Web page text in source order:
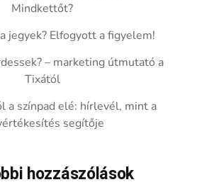
Mindkettőt?
jegyek? Elfogyott a figyelem!
– marketing útmutató a
Tixától
a színpad elé: hírlevél, mint a
segítője
hozzászólások